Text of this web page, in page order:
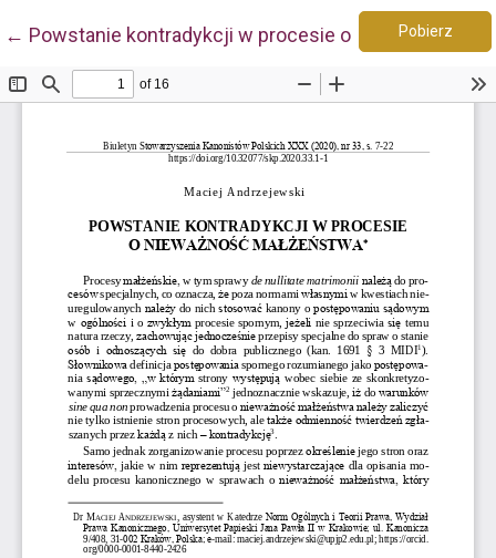
← Wróć do szczegółów artykułu
Powstanie kontradykcji w procesie o nieważność
Pobierz